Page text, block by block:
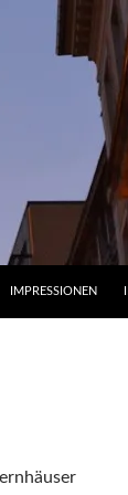
IMPRESSIONEN